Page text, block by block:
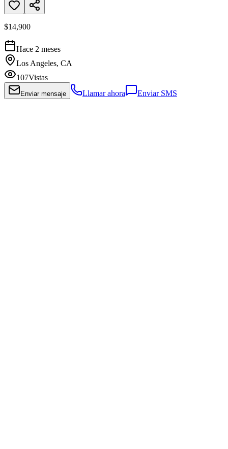
$14,900
Hace 2 meses
Los Angeles, CA
107Vistas
Enviar mensaje Llamar ahora Enviar SMS